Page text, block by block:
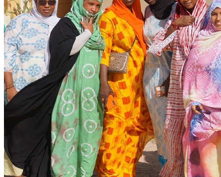
Santé
Campagne sanitaire
Lire la suite